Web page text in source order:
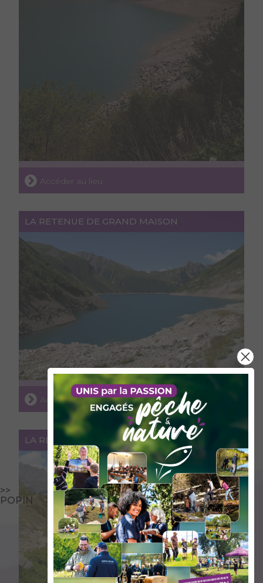
>>
POPIN
Accéder au lieu
LA RETENUE DE GRAND MAISON
Accéder au lieu
LA RETENUE DE BISSORTE